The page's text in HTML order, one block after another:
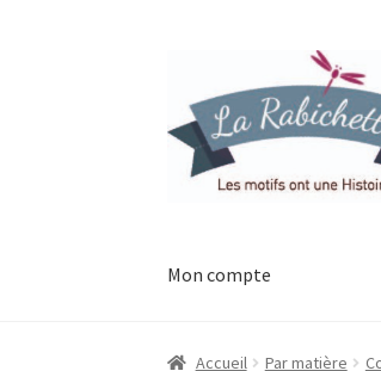
la
navigation
contenu
Mon compte
Accueil Contact Ma liste
Accueil Par matière